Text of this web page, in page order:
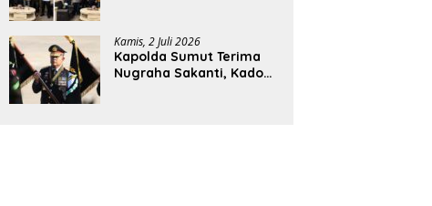
Kamis, 2 Juli 2026
Kapolda Sumut Terima
Nugraha Sakanti, Kado